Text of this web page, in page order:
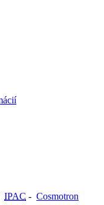
IPAC - Cosmotron